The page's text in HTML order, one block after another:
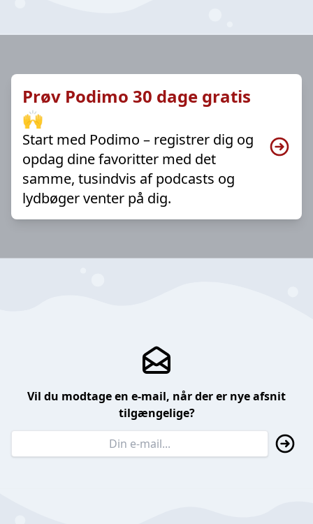
Prøv Podimo 30 dage gratis
🙌
Start med Podimo – registrer dig og
opdag dine favoritter med det
samme, tusindvis af podcasts og
lydbøger venter på dig.
Vil du modtage en e-mail, når der er nye afsnit
tilgængelige?